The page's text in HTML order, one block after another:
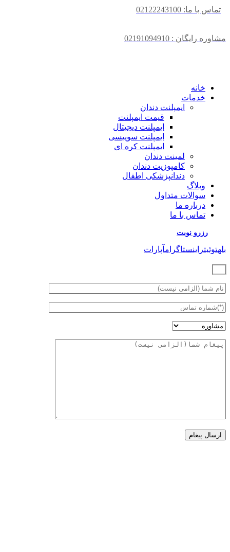
تماس با ما: 02122243100
مشاوره رایگان : 02191094910
خانه
خدمات
ایمپلنت دندان
قیمت ایمپلنت
ایمپلنت دیجیتال
ایمپلنت سوییسی
ایمپلنت کره ای
لمینت دندان
کامپوزیت دندان
دندانپزشکی اطفال
وبلاگ
سوالات متداول
درباره ما
تماس با ما
رزرو نوبت
بلهتوئیتر اینستاگرامآپارات